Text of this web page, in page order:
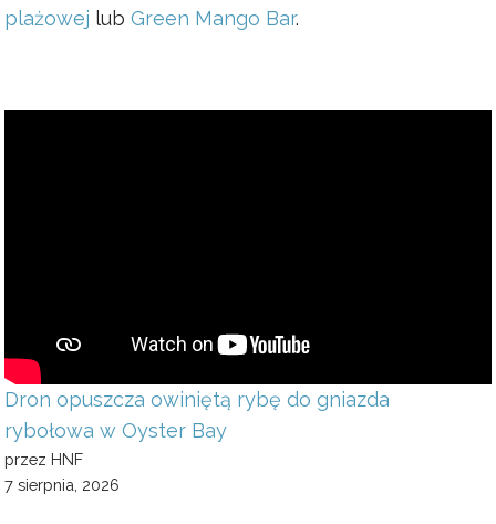
plażowej lub Green Mango Bar.
Dron opuszcza owiniętą rybę do gniazda
rybołowa w Oyster Bay
przez HNF
7 sierpnia, 2026